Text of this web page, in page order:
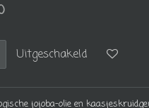
Uitgeschakeld
jojoba-olie en